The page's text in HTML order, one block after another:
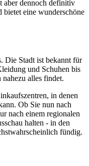
aber dennoch definitiv
eine wunderschöne
Die Stadt ist bekannt für
und Schuhen bis
alles findet.
in denen
Ob Sie nun nach
nach einem regionalen
halten - in den
fündig.